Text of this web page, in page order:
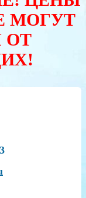
МОГУТ
ОТ